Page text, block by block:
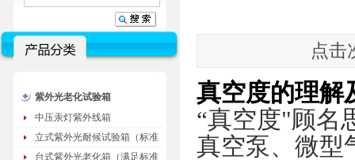
紫外光老化试验箱
中压汞灯紫外线箱
立式紫外光耐候试验箱（标准
型）
台式紫外光老化箱（满足标准
点击
真空度的理解
“真空度"顾名
真空泵、微型